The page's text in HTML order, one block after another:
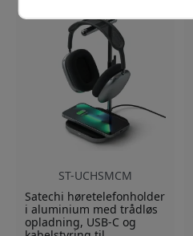
ST-UCHSMCM
Satechi høretelefonholder
i aluminium med trådløs
opladning, USB-C og